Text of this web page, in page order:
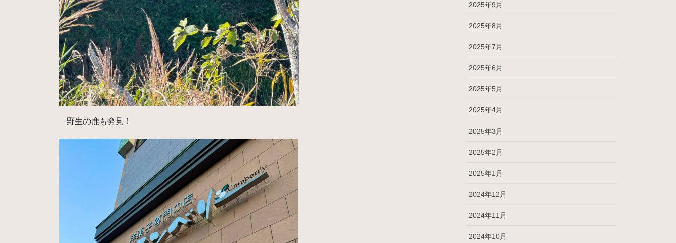
野生の鹿も発見！
2025年9月
2025年8月
2025年7月
2025年6月
2025年5月
2025年4月
2025年3月
2025年2月
2025年1月
2024年12月
2024年11月
2024年10月